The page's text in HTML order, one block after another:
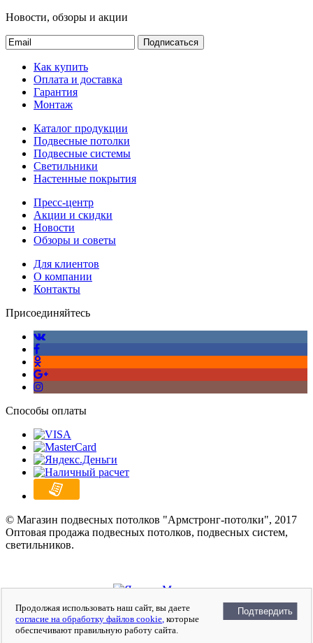
Новости, обзоры и акции
Подписаться
Как купить
Оплата и доставка
Гарантия
Монтаж
Каталог продукции
Подвесные потолки
Подвесные системы
Светильники
Настенные покрытия
Пресс-центр
Акции и скидки
Новости
Обзоры и советы
Для клиентов
О компании
Контакты
Присоединяйтесь
Способы оплаты
© Магазин подвесных потолков "Армстронг-потолки", 2017
Оптовая продажа подвесных потолков, подвесных систем,
светильников.
Войти
Сравнение 0
Отложенные 0
Продолжая использовать наш сайт, вы даете
согласие на обработку файлов cookie, которые
обеспечивают правильную работу сайта.
Подтвердить